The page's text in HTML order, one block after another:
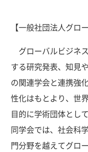
【一般社団法人グロ
グローバルビジネ
する研究発表、知見
の関連学会と連携強
性化はもとより、世
目的に学術団体とし
同学会では、社会科
門分野を越えてグロ